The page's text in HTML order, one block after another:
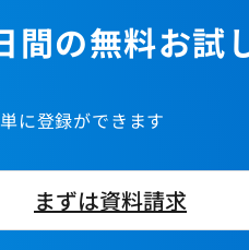
の無料お試
に登録ができます
まずは資料請求